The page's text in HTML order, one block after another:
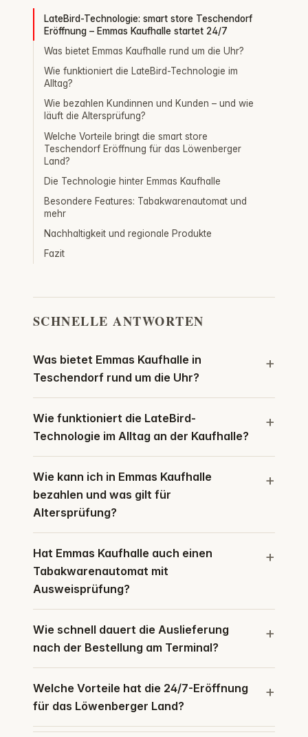
LateBird-Technologie: smart store Teschendorf
Eröffnung – Emmas Kaufhalle startet 24/7
Was bietet Emmas Kaufhalle rund um die Uhr?
Wie funktioniert die LateBird-Technologie im
Alltag?
Wie bezahlen Kundinnen und Kunden – und wie
läuft die Altersprüfung?
Welche Vorteile bringt die smart store
Teschendorf Eröffnung für das Löwenberger
Land?
Die Technologie hinter Emmas Kaufhalle
Besondere Features: Tabakwarenautomat und
mehr
Nachhaltigkeit und regionale Produkte
Fazit
SCHNELLE ANTWORTEN
Was bietet Emmas Kaufhalle in
Teschendorf rund um die Uhr?
Wie funktioniert die LateBird-
Technologie im Alltag an der Kaufhalle?
Wie kann ich in Emmas Kaufhalle
bezahlen und was gilt für
Altersprüfung?
Hat Emmas Kaufhalle auch einen
Tabakwarenautomat mit
Ausweisprüfung?
Wie schnell dauert die Auslieferung
nach der Bestellung am Terminal?
Welche Vorteile hat die 24/7-Eröffnung
für das Löwenberger Land?